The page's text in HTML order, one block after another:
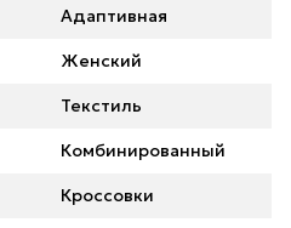
Адаптивная
Женский
Текстиль
Комбинированный
Кроссовки